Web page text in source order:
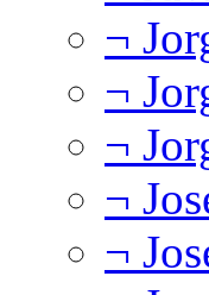
¬
¬
¬
¬
¬